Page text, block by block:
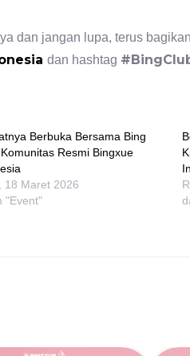
dan jangan lupa, terus
dan hashtag
Berbuka Bersama Bing
Resmi Bingxue
18 Maret 2026
"Event"